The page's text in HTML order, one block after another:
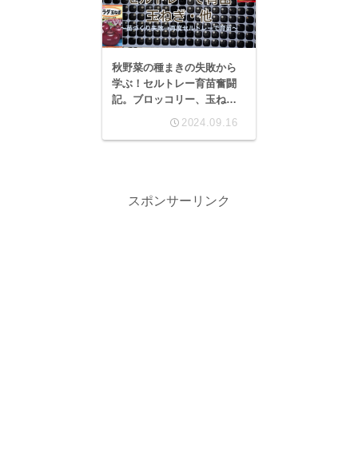
秋野菜の種まきの失敗から
学ぶ！セルトレー育苗奮闘
記。ブロッコリー、玉ねぎ
2024.09.16
スポンサーリンク